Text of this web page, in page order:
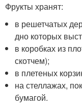
Фрукты хранят:
в решетчатых
дно которых
в коробках из
скотчем);
в плетеных
на стеллажах,
бумагой.